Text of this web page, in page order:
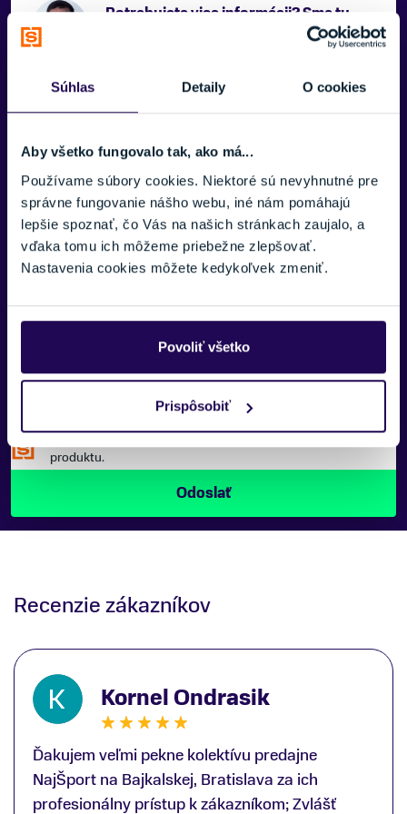
Súhlas Detaily O cookies
Aby všetko fungovalo tak, ako má...
Používame súbory cookies. Niektoré sú nevyhnutné pre
správne fungovanie nášho webu, iné nám pomáhajú
lepšie spoznať, čo Vás na našich stránkach zaujalo, a
vďaka tomu ich môžeme priebežne zlepšovať.
Nastavenia cookies môžete kedykoľvek zmeniť.
Povoliť všetko
Prispôsobiť
Potrebujete viac informácii? Sme tu
E-MAIL:
TELEFÓNNE ČÍSLO:
SPRÁVA:
Náš špecialista vám, čo najskôr zavolá ohľadom tohto
produktu.
Recenzie zákazníkov
Kornel Ondrasik
Ďakujem veľmi pekne kolektívu predajne
NajŠport na Bajkalskej, Bratislava za ich
profesionálny prístup k zákazníkom; Zvlášť